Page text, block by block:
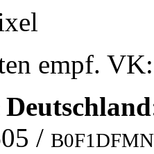
empf.
Deutschland
/